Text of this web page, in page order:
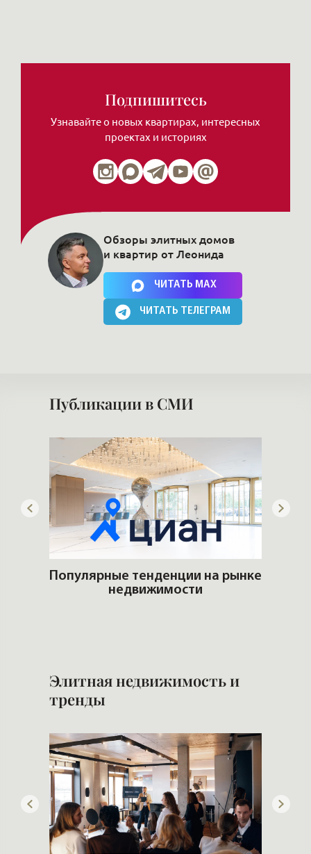
Подпишитесь
Узнавайте о новых квартирах, интересных
проектах и историях
Нажимая на кнопку, Вы соглашаетесь c политикой сайта
Обзоры элитных домов
и квартир от Леонида
ЧИТАТЬ MAX
ЧИТАТЬ ТЕЛЕГРАМ
Публикации в СМИ
Популярные тенденции на рынке
недвижимости
Элитная недвижимость и
тренды